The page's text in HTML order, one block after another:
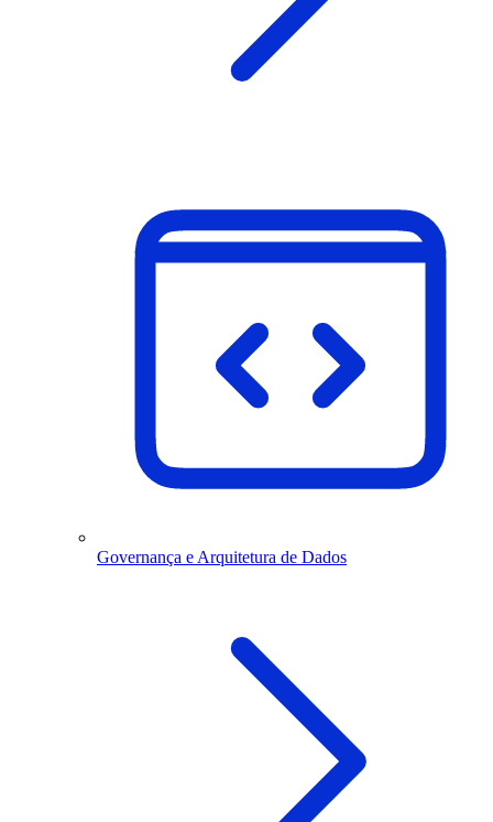
Governança e Arquitetura de Dados